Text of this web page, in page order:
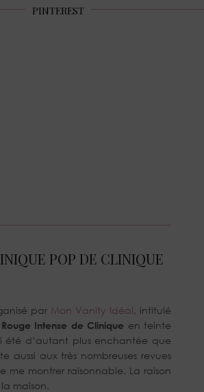
PINTEREST
POP DE CLINIQUE
par Mon Vanity Idéal, intitulé
Intense de Clinique en teinte
été d’autant plus enchantée que
aussi aux très nombreuses revues
me montrer raisonnable. La raison
maison.